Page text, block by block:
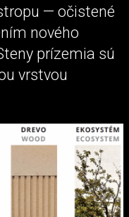
— očistené
nového
prízemia sú
vrstvou